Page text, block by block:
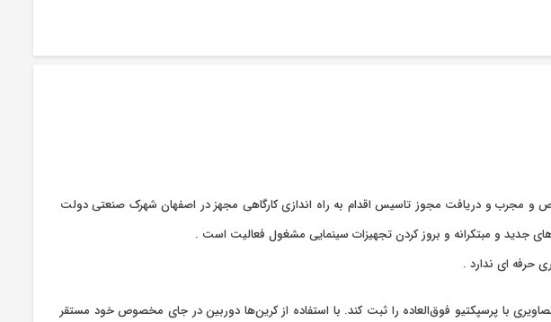
با بکارگیری افراد متخصص و مجرب و دریافت مجوز تاسیس اقدام به راه اندازی کارگاهی مجهز در اصفهان شهرک صنعتی دولت
جدید و مبتکرانه و بروز کردن تجهیزات سینمایی مشغول فعالیت است .
حرفه ای ندارد .
با پرسپکتیو فوق‌العاده را ثبت کند. با استفاده از کرین‌ها دوربین در جای مخصوص خود مستقر